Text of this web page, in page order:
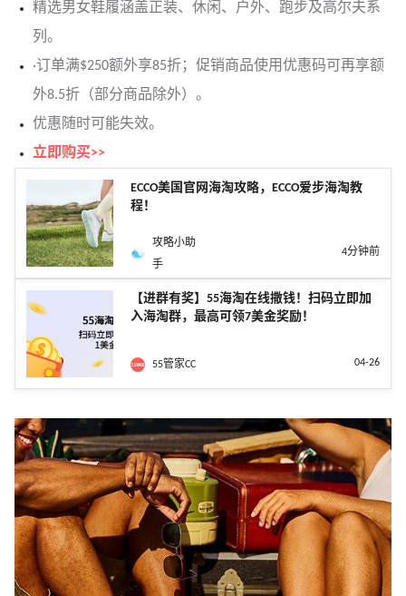
精选男女鞋履涵盖正装、休闲、户外、跑步及高尔夫系
列。
·订单满$250额外享85折；促销商品使用优惠码可再享额
外8.5折（部分商品除外）。
优惠随时可能失效。
立即购买>>
ECCO美国官网海淘攻略，ECCO爱步海淘教
程！
攻略小助
手
4分钟前
【进群有奖】55海淘在线撒钱！扫码立即加
入海淘群，最高可领7美金奖励！
55管家CC 04-26